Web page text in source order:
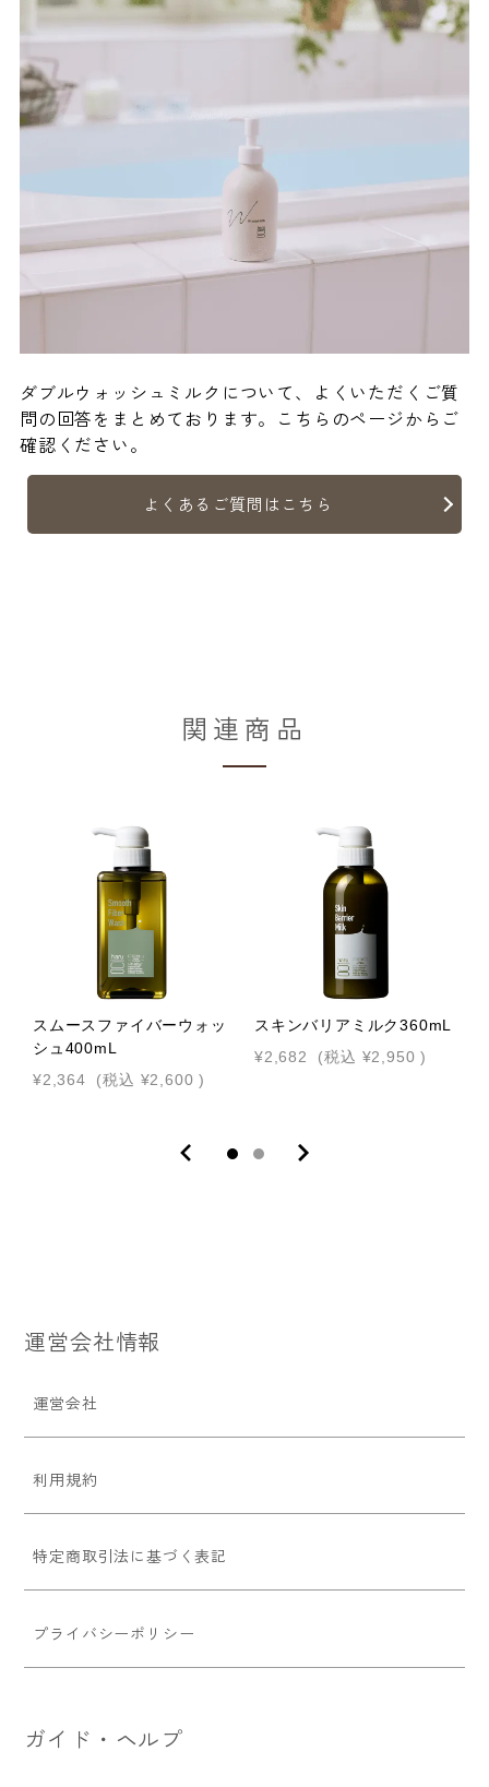
ダブルウォッシュミルクについて、よくいただくご質
問の回答をまとめております。こちらのページからご
確認ください。
よくあるご質問はこちら
関連商品
スムースファイバーウォッ
シュ400mL
¥2,364
(税込 ¥2,600 )
スキンバリアミルク360mL
¥2,682
(税込 ¥2,950 )
運営会社情報
運営会社
利用規約
特定商取引法に基づく表記
プライバシーポリシー
ガイド・ヘルプ